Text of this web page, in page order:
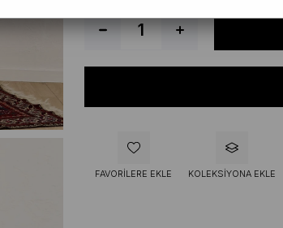
FAVORILERE EKLE KOLEKSIYONA EKLE